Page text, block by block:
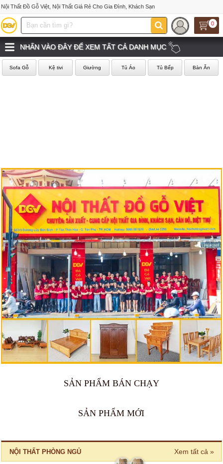
Nội Thất Đồ Gỗ Việt, Nội Thất Giá Rẻ Cho Gia Đình, Khách Sạn
0
NHẤN VÀO ĐÂY ĐỂ XEM TẤT CẢ DANH MỤC
Sofa Gỗ Kệ tivi Giường Tủ Áo Tủ Bếp Bàn Ăn
SẢN PHẨM BÁN CHẠY
🔥 Bán chạy 2026
‹ ›